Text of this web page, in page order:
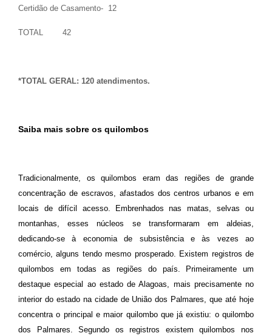
Certidão de Casamento- 12
TOTAL 42
*TOTAL GERAL: 120 atendimentos.
Saiba mais sobre os quilombos
Tradicionalmente, os quilombos eram das regiões de grande
concentração de escravos, afastados dos centros urbanos e em
locais de difícil acesso.
Embrenhados nasmatas,selvas ou
montanhas, esses núcleos se transformaram em aldeias,
dedicando-se à economia de subsistência e às vezes ao
comércio, alguns tendo mesmo prosperado. Existem registros de
quilombos em todas as regiões do país. Primeiramente um
destaque especial ao estado deAlagoas, mais precisamente no
interior do estado na cidade de União dos Palmares, que até hoje
concentra o principal e maior quilombo que já existiu: o quilombo
dos Palmares. Segundo os registros existem quilombos nos